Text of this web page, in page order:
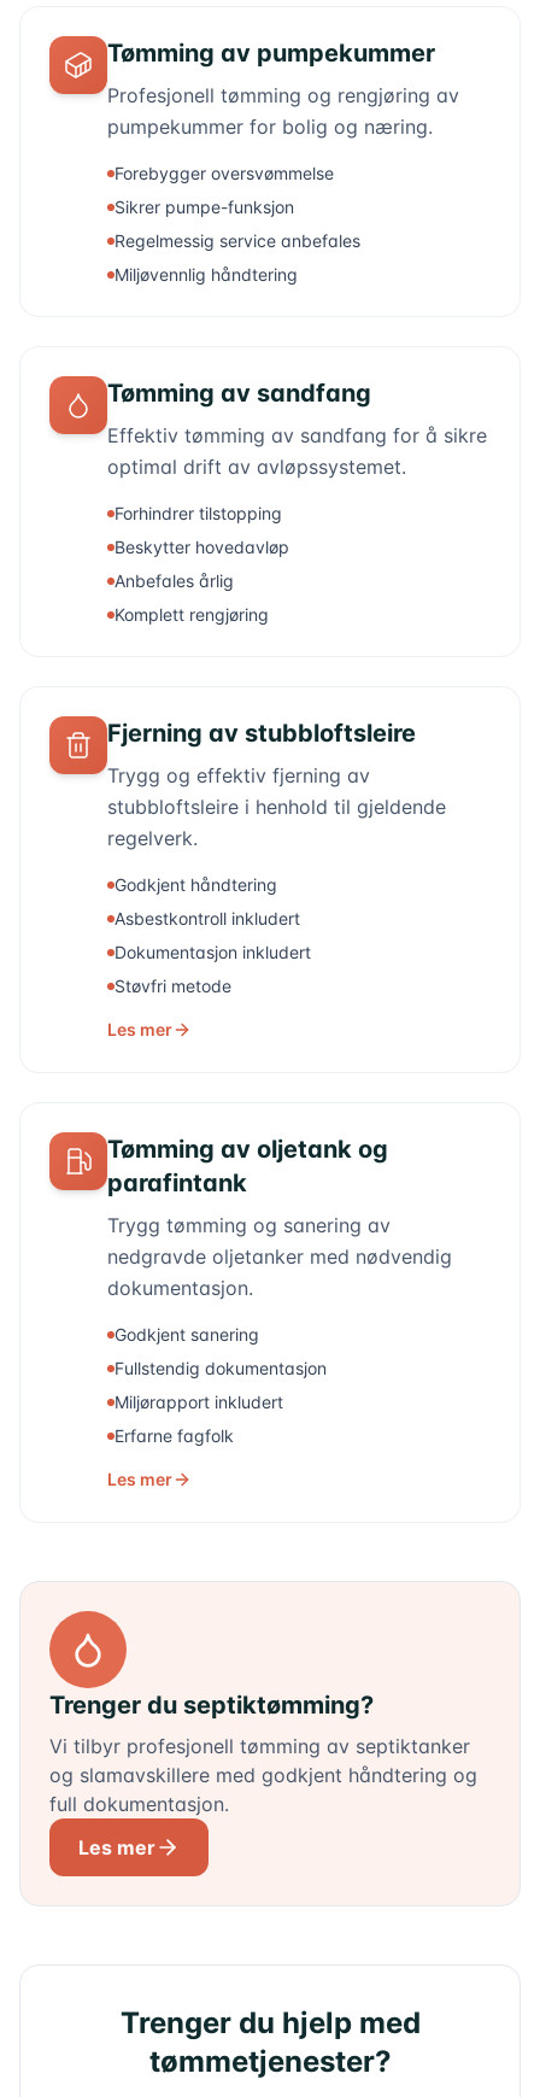
Tømming av pumpekummer
Profesjonell tømming og rengjøring av
pumpekummer for bolig og næring.
Forebygger oversvømmelse
Sikrer pumpe-funksjon
Regelmessig service anbefales
Miljøvennlig håndtering
Tømming av sandfang
Effektiv tømming av sandfang for å sikre
optimal drift av avløpssystemet.
Forhindrer tilstopping
Beskytter hovedavløp
Anbefales årlig
Komplett rengjøring
Fjerning av stubbloftsleire
Trygg og effektiv fjerning av
stubbloftsleire i henhold til gjeldende
regelverk.
Godkjent håndtering
Asbestkontroll inkludert
Dokumentasjon inkludert
Støvfri metode
Les mer
Tømming av oljetank og
parafintank
Trygg tømming og sanering av
nedgravde oljetanker med nødvendig
dokumentasjon.
Godkjent sanering
Fullstendig dokumentasjon
Miljørapport inkludert
Erfarne fagfolk
Les mer
Trenger du septiktømming?
Vi tilbyr profesjonell tømming av septiktanker
og slamavskillere med godkjent håndtering og
full dokumentasjon.
Les mer
Trenger du hjelp med
tømmetjenester?